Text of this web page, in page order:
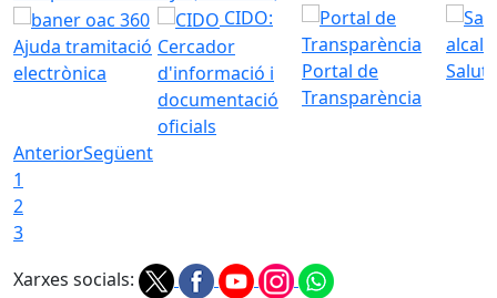
Ajuda tramitació
electrònica
CIDO:
Cercador
d'informació i
documentació
oficials
Portal de
Transparència
AnteriorSegüent
1
2
3
Xarxes socials: